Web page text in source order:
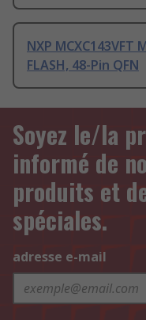
NXP
FLASH, 48-Pin QFN
Soyez le/la
informé de
produits et
spéciales.
adresse e-mail